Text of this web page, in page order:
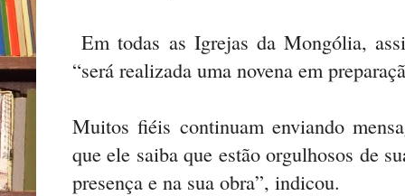
Em todas as Igrejas da Mongólia,
“será realizada uma novena em
Muitos fiéis continuam enviando
que ele saiba que estão orgulhosos de
presença e na sua obra”, indicou.